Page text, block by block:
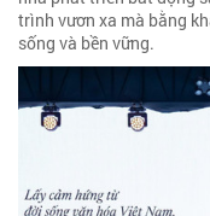
trình vươn xa mà bằng
sống và bền vững.